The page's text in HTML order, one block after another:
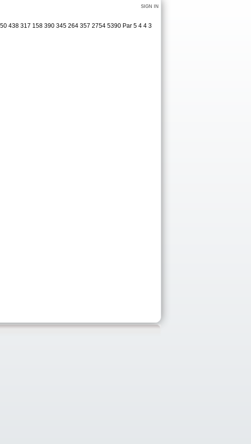
SIGN IN
438 317 158 390 345 264 357 2754 5390 Par 5 4 4 3